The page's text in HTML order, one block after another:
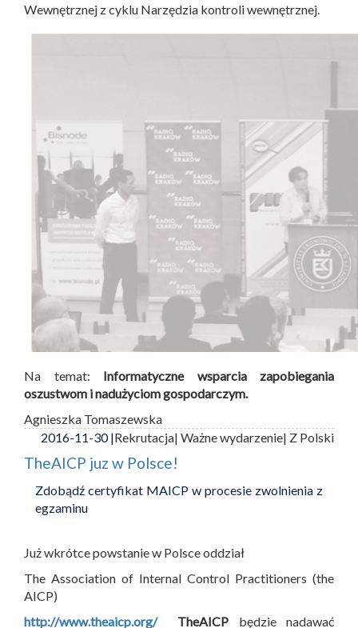
Wewnętrznej z cyklu Narzędzia kontroli wewnętrznej.
Na temat: Informatyczne wsparcia zapobiegania
oszustwom i nadużyciom gospodarczym.
Agnieszka Tomaszewska
2016-11-30 |Rekrutacja| Ważne wydarzenie| Z Polski
TheAICP juz w Polsce!
Zdobądź certyfikat MAICP w procesie zwolnienia z
egzaminu
Już wkrótce powstanie w Polsce oddział
The Association of Internal Control Practitioners (the
AICP)
http://www.theaicp.org/
TheAICP będzie nadawać